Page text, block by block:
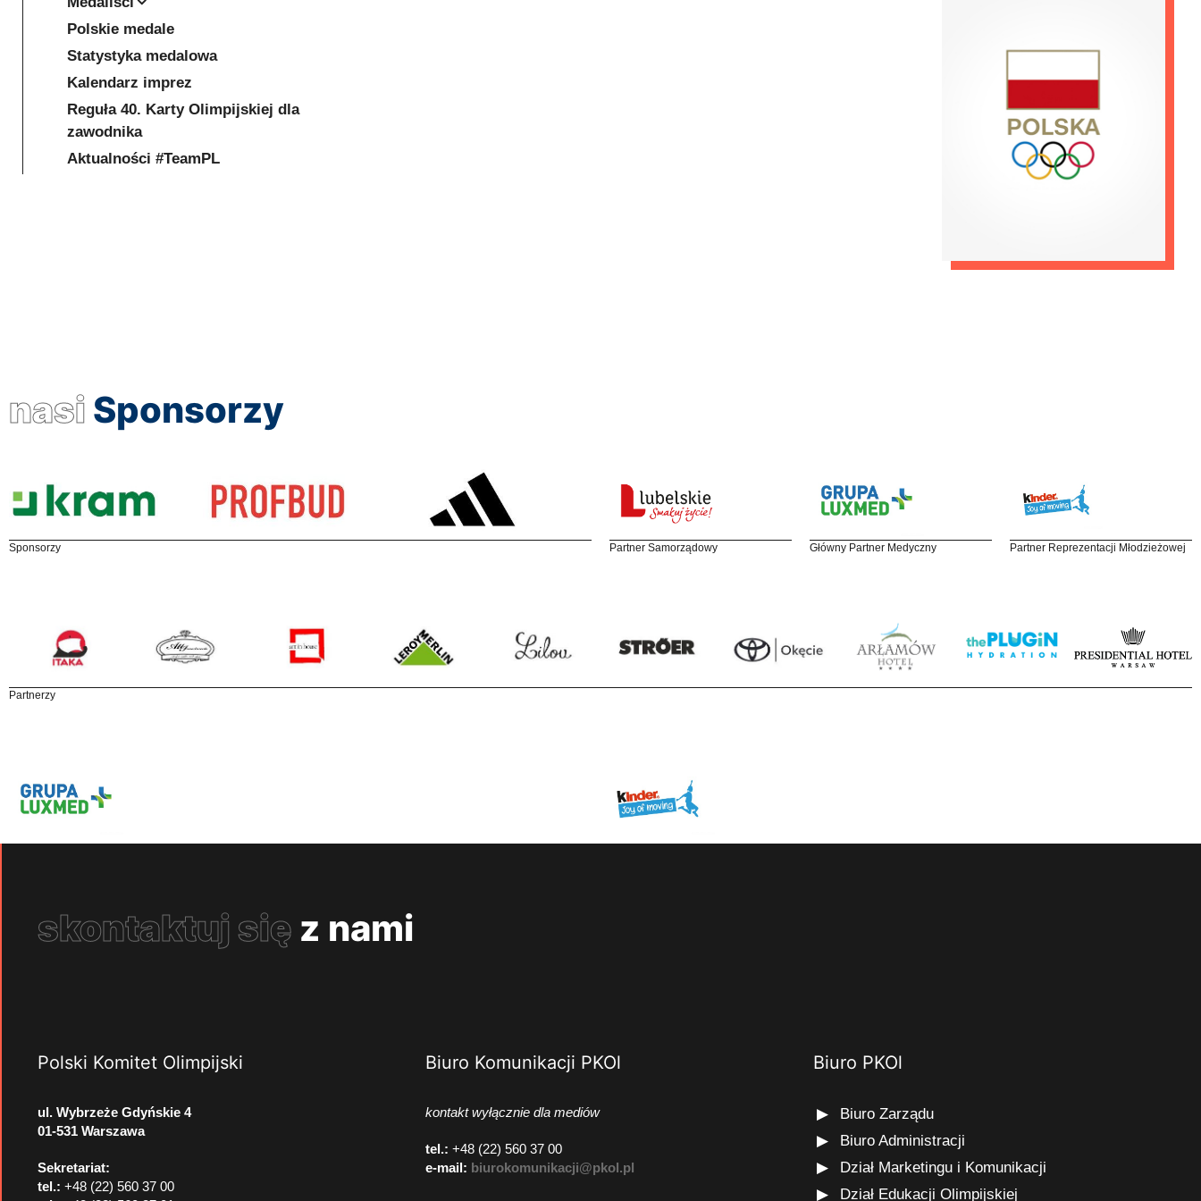
Polskie medale
Statystyka medalowa
Kalendarz imprez
Reguła 40. Karty Olimpijskiej dla
zawodnika
Aktualności #TeamPL
nasi Sponsorzy
Sponsorzy Partner Samorządowy Główny Partner Medyczny Partner Reprezentacji Młodzieżowej
Partnerzy
skontaktuj się z nami
Polski Komitet Olimpijski
ul. Wybrzeże Gdyńskie 4
01-531 Warszawa
Sekretariat:
tel.: +48 (22) 560 37 00
Biuro Komunikacji PKOl
kontakt wyłącznie dla mediów
tel.: +48 (22) 560 37 00
e-mail: biurokomunikacji@pkol.pl
Biuro PKOl
Biuro Zarządu
Biuro Administracji
Dział Marketingu i Komunikacji
Dział Edukacji Olimpijskiej